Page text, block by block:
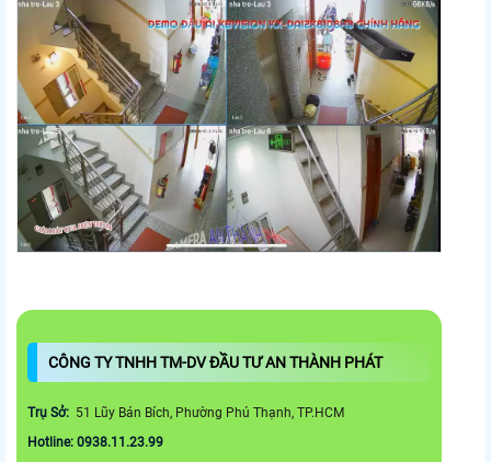
CÔNG TY TNHH TM-DV ĐẦU TƯ AN THÀNH PHÁT
Trụ Sở: 51 Lũy Bán Bích, Phường Phú Thạnh, TP.HCM
Hotline: 0938.11.23.99